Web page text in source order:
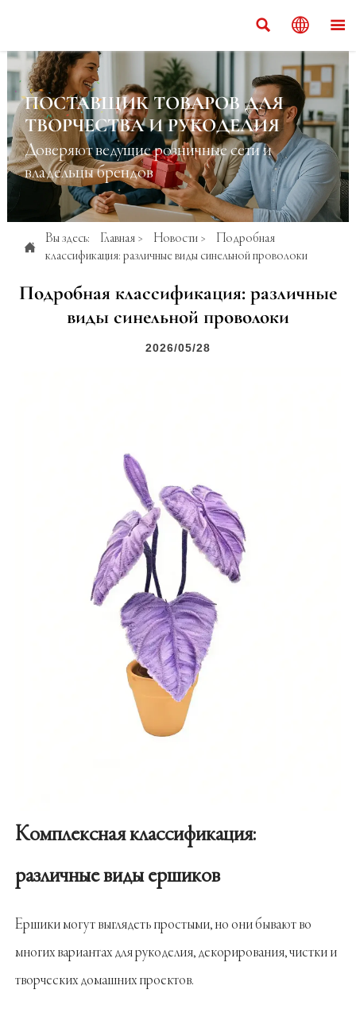
  
ПОСТАВЩИК ТОВАРОВ ДЛЯ
ТВОРЧЕСТВА И РУКОДЕЛИЯ
Доверяют ведущие розничные сети и
владельцы брендов

Вы здесь: Главная> Новости>
Подробная
классификация: различные виды синельной проволоки
Подробная классификация: различные
виды синельной проволоки
2026/05/28
Комплексная классификация:
различные виды ершиков
Ершики могут выглядеть простыми, но они бывают во
многих вариантах для рукоделия, декорирования, чистки и
творческих домашних проектов.